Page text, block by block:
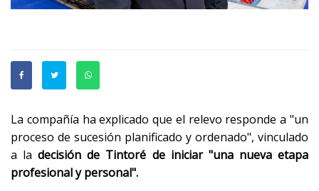
La compañía ha explicado que el relevo responde a "un
proceso de sucesión planificado y ordenado", vinculado
a ladecisión de Tintoré de iniciar "una nueva etapa
profesional y personal".